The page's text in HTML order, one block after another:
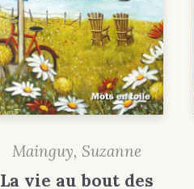
Mainguy, Suzanne
La vie au bout des